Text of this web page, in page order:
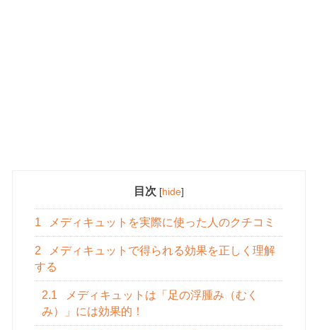
目次 [hide]
1 メディキュットを実際に使った人のクチコミ
2
メディキュットで得られる効果を正しく理解
する
2.1
メディキュットは「足の浮腫み（むく
み）」には効果的！